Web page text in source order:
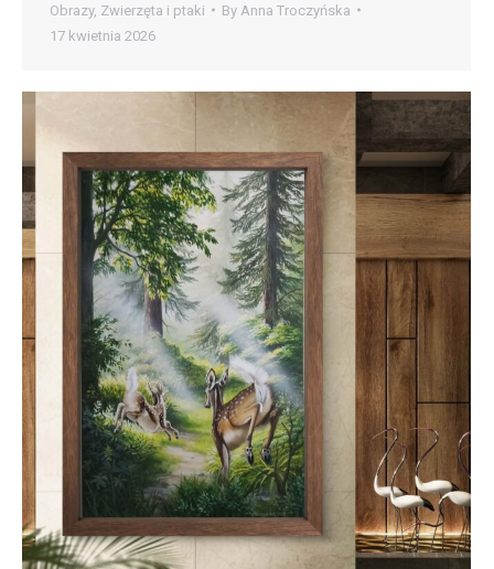
Obrazy, Zwierzęta i ptaki By Anna Troczyńska
17 kwietnia 2026